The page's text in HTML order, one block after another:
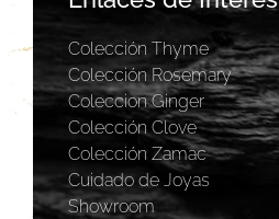
Colección Thyme
Colección Rosemary
Coleccion Ginger
Colección Clove
Colección Zamac
Cuidado de Joyas
Showroom